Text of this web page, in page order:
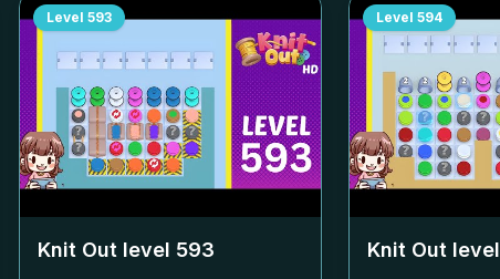
Level 593
Knit Out level 593
Level 594
Knit Out level